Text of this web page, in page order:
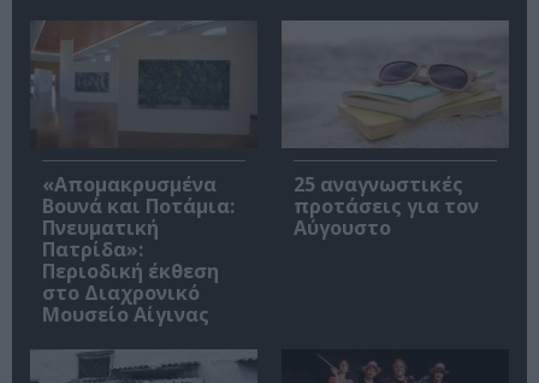
«Απομακρυσμένα
Βουνά και Ποτάμια:
Πνευματική
Πατρίδα»:
Περιοδική έκθεση
στο Διαχρονικό
Μουσείο Αίγινας
25 αναγνωστικές
προτάσεις για τον
Αύγουστο